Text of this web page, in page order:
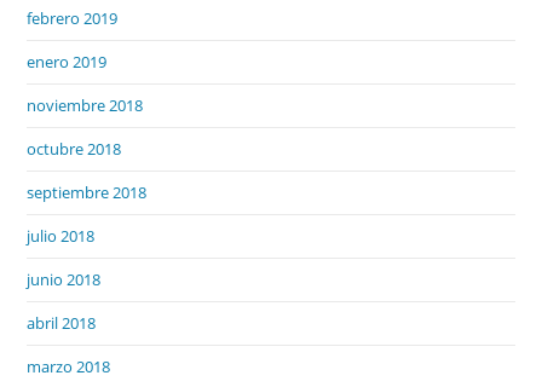
febrero 2019
enero 2019
noviembre 2018
octubre 2018
septiembre 2018
julio 2018
junio 2018
abril 2018
marzo 2018